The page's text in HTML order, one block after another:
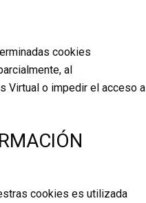
cookies
al
Virtual o impedir el acceso a
cookies es utilizada